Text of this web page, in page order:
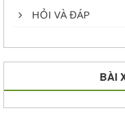
HỎI VÀ ĐÁP
BÀI